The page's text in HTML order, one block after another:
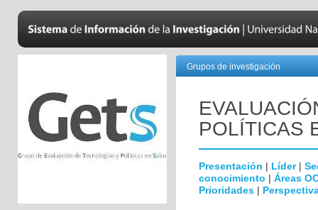
Grupos de investigación
POLÍTICAS
Presentación | Líder|
conocimiento | Áreas
Prioridades |